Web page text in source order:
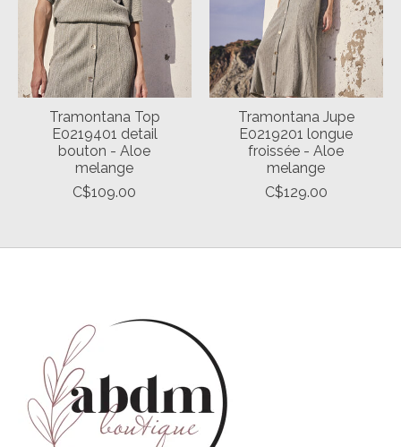
Tramontana Top
E0219401 detail
bouton - Aloe
melange
C$109.00
Tramontana Jupe
E0219201 longue
froissée - Aloe
melange
C$129.00